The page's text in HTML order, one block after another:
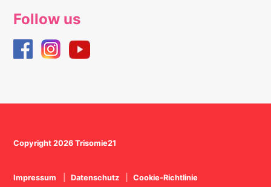
Follow us
Copyright 2026 Trisomie21
Impressum Datenschutz Cookie-Richtlinie